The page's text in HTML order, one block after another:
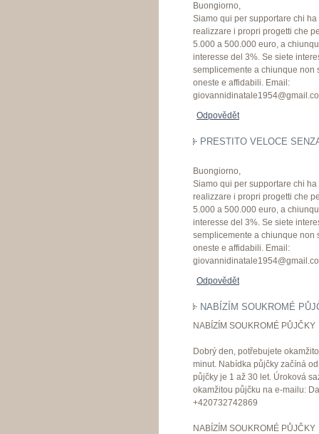
Buongiorno,
Siamo qui per supportare chi
realizzare i propri progetti che
5.000 a 500.000 euro, a
interesse del 3%. Se siete
semplicemente a chiunque non
oneste e affidabili. Email:
Odpovědět
PRESTITO VELOCE
Buongiorno,
Siamo qui per supportare chi
realizzare i propri progetti che
5.000 a 500.000 euro, a
interesse del 3%. Se siete
semplicemente a chiunque non
oneste e affidabili. Email:
Odpovědět
NABÍZÍM SOUKROMÉ
NABÍZÍM SOUKROMÉ PŮJČKY
Dobrý den, potřebujete
minut. Nabídka půjčky začíná
půjčky je 1 až 30 let. Úroková
okamžitou půjčku na e-mailu:
+420732742869
NABÍZÍM SOUKROMÉ PŮJČKY